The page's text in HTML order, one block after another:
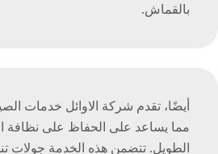
بالقماش.
أيضًا، تقدم شركة الاوائل خدمات
مما يساعد على الحفاظ على نظافة
الطويل. تتضمن هذه الخدمة جولات